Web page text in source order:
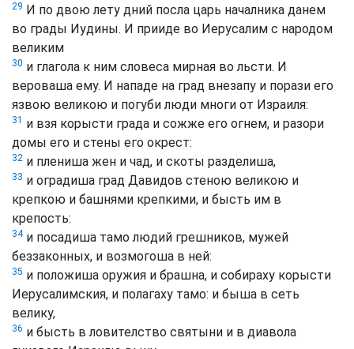
29 И по двою лету дний посла царь началника данем
во грады Иудины. И прииде во Иерусалим с народом
великим
30 и глагола к ним словеса мирная во льсти. И
вероваша ему. И нападе на град внезапу и порази его
язвою великою и погуби люди многи от Израиля:
31 и взя корысти града и сожже его огнем, и разори
домы его и стены его окрест:
32 и плениша жен и чад, и скоты разделиша,
33 и оградиша град Давидов стеною великою и
крепкою и башнями крепкими, и бысть им в
крепость:
34и посадиша тамо людий грешников, мужей
беззаконных, и возмогоша в ней:
35 и положиша оружия и брашна, и собираху корысти
Иерусалимския, и полагаху тамо: и быша в сеть
велику,
36 и бысть в ловителство святыни и в диавола